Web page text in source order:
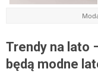
Trendy na lato
będą modne